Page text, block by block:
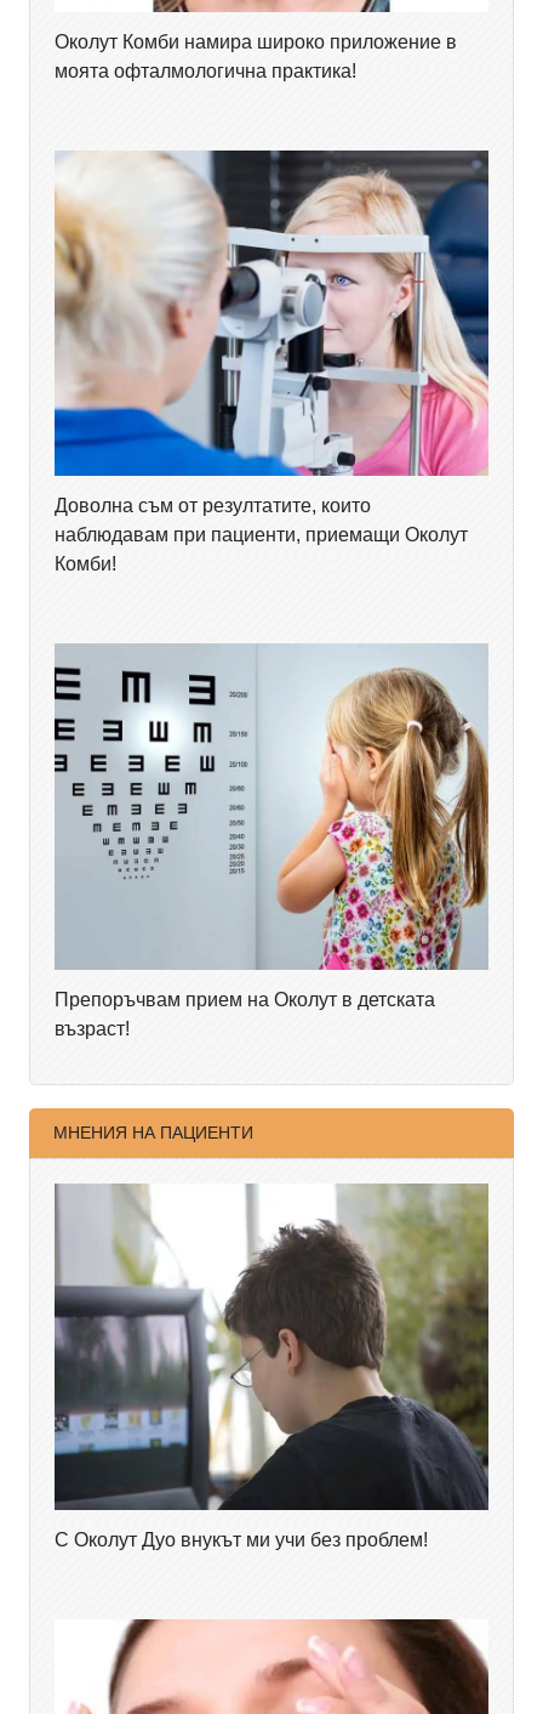
Околут Комби намира широко приложение в
моята офталмологична практика!
Доволна съм от резултатите, които
наблюдавам при пациенти, приемащи Околут
Комби!
Препоръчвам прием на Околут в детската
възраст!
МНЕНИЯ НА ПАЦИЕНТИ
С Околут Дуо внукът ми учи без проблем!